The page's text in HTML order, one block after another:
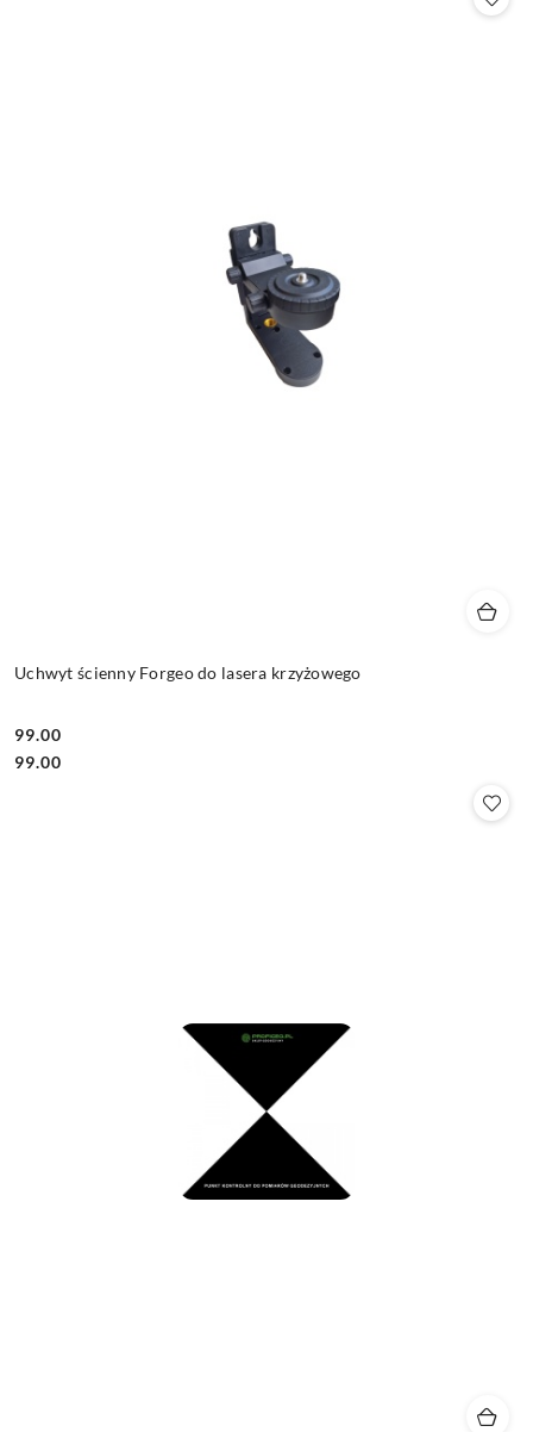
Uchwyt ścienny Forgeo do lasera krzyżowego
Cena:
99.00
Cena:
99.00